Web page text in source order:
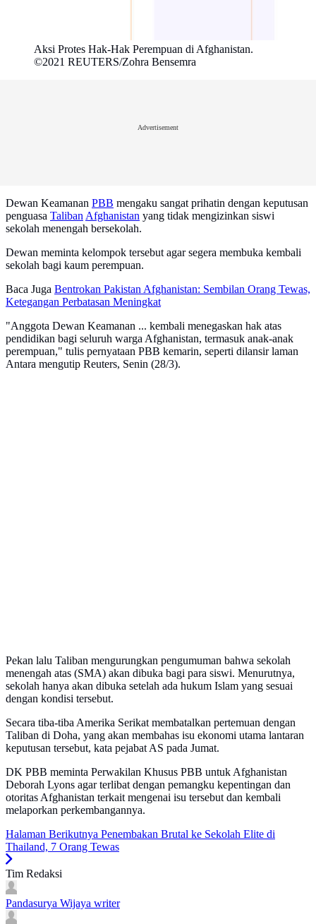
Aksi Protes Hak-Hak Perempuan di Afghanistan.
©2021 REUTERS/Zohra Bensemra
Advertisement
Dewan Keamanan PBB mengaku sangat prihatin dengan keputusan
penguasa TalibanAfghanistan yang tidak mengizinkan siswi
sekolah menengah bersekolah.
Dewan meminta kelompok tersebut agar segera membuka kembali
sekolah bagi kaum perempuan.
Baca Juga Bentrokan Pakistan Afghanistan: Sembilan Orang Tewas,
Ketegangan Perbatasan Meningkat
"Anggota Dewan Keamanan ... kembali menegaskan hak atas
pendidikan bagi seluruh warga Afghanistan, termasuk anak-anak
perempuan," tulis pernyataan PBB kemarin, seperti dilansir laman
Antara mengutip Reuters, Senin (28/3).
Pekan lalu Taliban mengurungkan pengumuman bahwa sekolah
menengah atas (SMA) akan dibuka bagi para siswi. Menurutnya,
sekolah hanya akan dibuka setelah ada hukum Islam yang sesuai
dengan kondisi tersebut.
Secara tiba-tiba Amerika Serikat membatalkan pertemuan dengan
Taliban di Doha, yang akan membahas isu ekonomi utama lantaran
keputusan tersebut, kata pejabat AS pada Jumat.
DK PBB meminta Perwakilan Khusus PBB untuk Afghanistan
Deborah Lyons agar terlibat dengan pemangku kepentingan dan
otoritas Afghanistan terkait mengenai isu tersebut dan kembali
melaporkan perkembangannya.
Halaman Berikutnya Penembakan Brutal ke Sekolah Elite di
Thailand, 7 Orang Tewas
Tim Redaksi
Pandasurya Wijaya writer